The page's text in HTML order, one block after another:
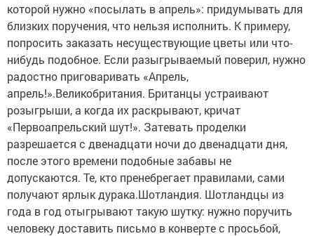
которой нужно «посылать в апрель»: придумывать для
близких поручения, что нельзя исполнить. К примеру,
попросить заказать несуществующие цветы или что-
нибудь подобное. Если разыгрываемый поверил, нужно
радостно приговаривать «Апрель,
апрель!».Великобритания. Британцы устраивают
розыгрыши, а когда их раскрывают, кричат
«Первоапрельский шут!». Затевать проделки
разрешается с двенадцати ночи до двенадцати дня,
после этого времени подобные забавы не
допускаются. Те, кто пренебрегает правилами, сами
получают ярлык дурака.Шотландия. Шотландцы из
года в год отыгрывают такую шутку: нужно поручить
человеку доставить письмо в конверте с просьбой,